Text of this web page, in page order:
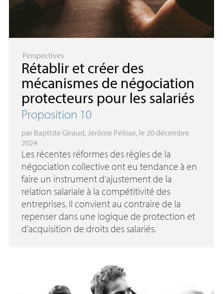
Perspectives
Rétablir et créer des
mécanismes de négociation
protecteurs pour les salariés
Proposition 10
par Baptiste Giraud, Jérôme Pélisse, le 20 décembre
2024
Les récentes réformes des règles de la
négociation collective ont eu tendance à en
faire un instrument d’ajustement de la
relation salariale à la compétitivité des
entreprises. Il convient au contraire de la
repenser dans une logique de protection et
d’acquisition de droits des salariés.